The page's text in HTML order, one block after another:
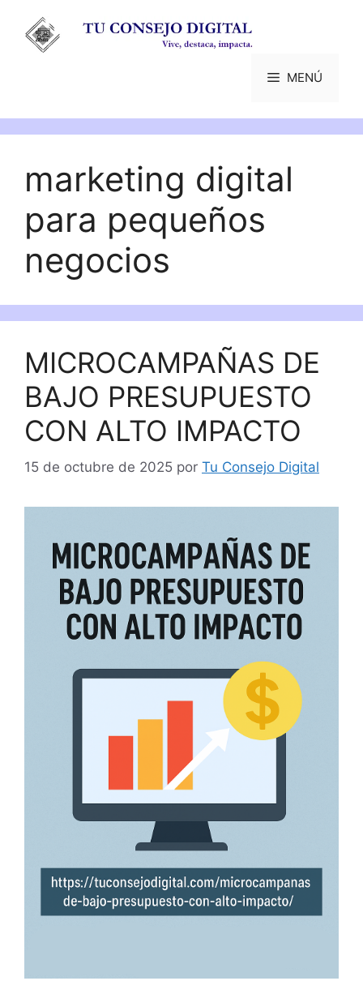
contenido
MENÚ
marketing digital
para pequeños
negocios
MICROCAMPAÑAS DE
BAJO PRESUPUESTO
CON ALTO IMPACTO
15 de octubre de 2025 por Tu Consejo Digital